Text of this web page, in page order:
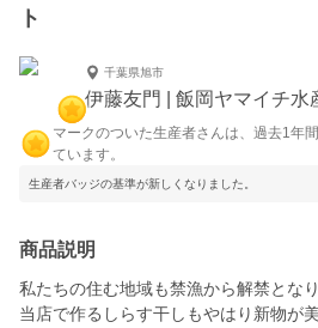
ト
千葉県旭市
伊藤友門 | 飯岡ヤマイチ水
マークのついた生産者さんは、過去1年
ています。
生産者バッジの基準が新しくなりました。
商品説明
私たちの住む地域も禁漁から解禁とな
当店で作るしらす干しもやはり新物が